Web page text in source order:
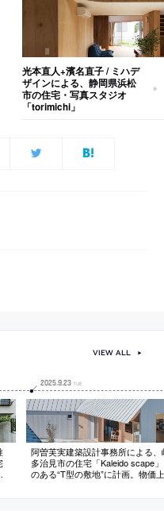
光本直人+濱名直子 / ミハデ
ザインによる、静岡県浜松
市の住宅・写真スタジオ
「torimichi」
2025.9.23 TUE
阿曽芙実建築設計事務所による、
多治見市の住宅「Kaleido scape
のある“T型の敷地”に計画。物価
型で筒状のヴォリュームを交差さ
VIEW ALL